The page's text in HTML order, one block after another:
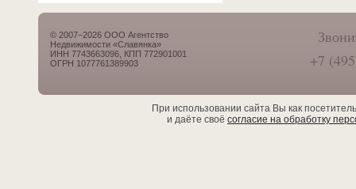
© 2007–2026 ООО Агентство
Недвижимости «Славянка»
ИНН 7743663096, КПП 772901001
ОГРН 1077761389903
+7
При использовании сайта Вы как
и даёте своё согласие на обработку